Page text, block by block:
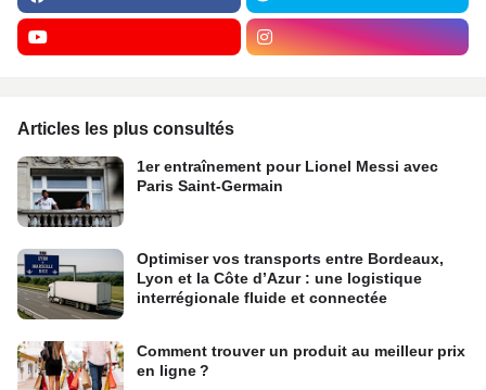
Articles les plus consultés
1er entraînement pour Lionel Messi avec
Paris Saint-Germain
Optimiser vos transports entre Bordeaux,
Lyon et la Côte d’Azur : une logistique
interrégionale fluide et connectée
Comment trouver un produit au meilleur prix
en ligne ?